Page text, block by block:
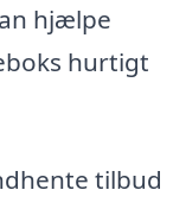
hjælpe
hurtigt
tilbud